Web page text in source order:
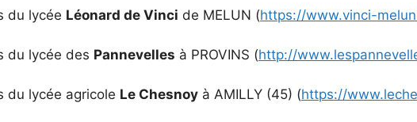
du lycée Léonard de Vinci de MELUN (https://www.vinci-
du lycée des Pannevelles à PROVINS (http://
du lycée agricole Le Chesnoy à AMILLY (45) (https://